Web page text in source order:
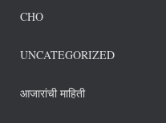
CHO
UNCATEGORIZED
आजारांची माहिती